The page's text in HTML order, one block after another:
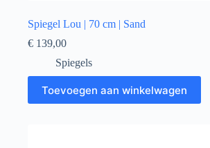
Spiegel Lou | 70 cm | Sand
€ 139,00
Spiegels
Toevoegen aan winkelwagen